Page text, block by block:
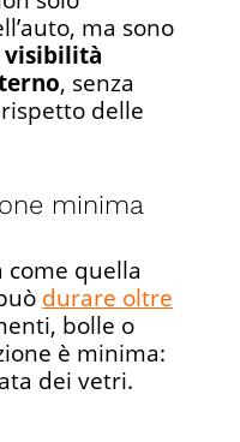
ma sono
, senza
delle
minima
quella
durare oltre
bolle o
è minima:
dei vetri.